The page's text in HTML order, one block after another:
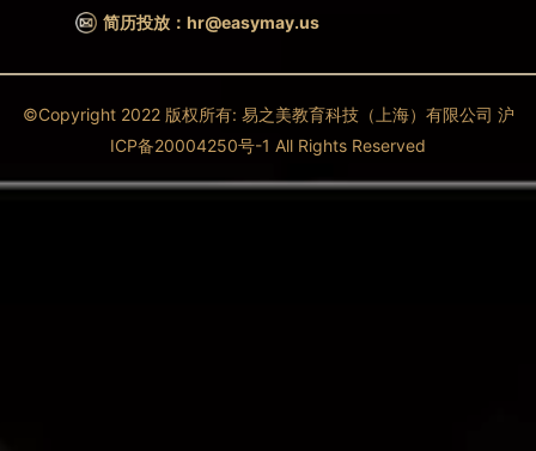
简历投放：hr@easymay.us
©Copyright 2022 版权所有: 易之美教育科技（上海）有限公司 沪
ICP备20004250号-1 All Rights Reserved